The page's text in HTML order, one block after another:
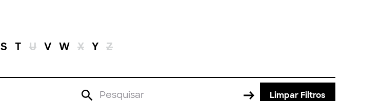
S T U V W X Y Z
Limpar Filtros